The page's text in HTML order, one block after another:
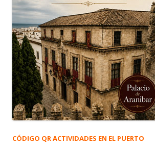
CÓDIGO QR ACTIVIDADES EN EL PUERTO